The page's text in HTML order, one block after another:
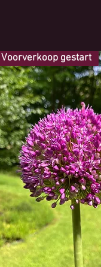
Voorverkoop gestart